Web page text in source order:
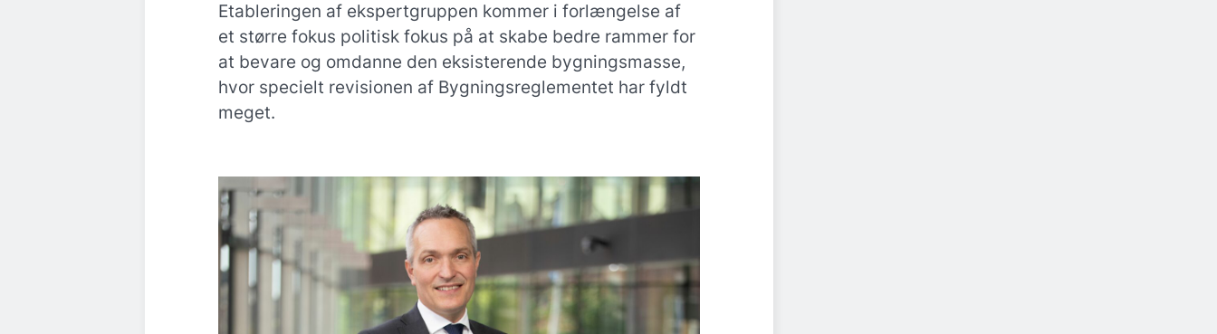
Etableringen af ekspertgruppen kommer i forlængelse af
et større fokus politisk fokus på at skabe bedre rammer for
at bevare og omdanne den eksisterende bygningsmasse,
hvor specielt revisionen af Bygningsreglementet har fyldt
meget.